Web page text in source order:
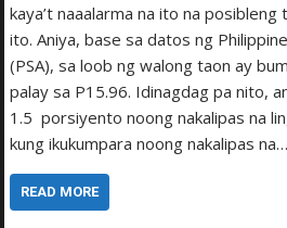
kaya’t naaalarma na ito na posibleng
ito. Aniya, base sa datos ng
(PSA), sa loob ng walong taon ay
palay sa P15.96. Idinagdag pa nito,
1.5 porsiyento noong nakalipas na
kung ikukumpara noong nakalipas na…
READ MORE